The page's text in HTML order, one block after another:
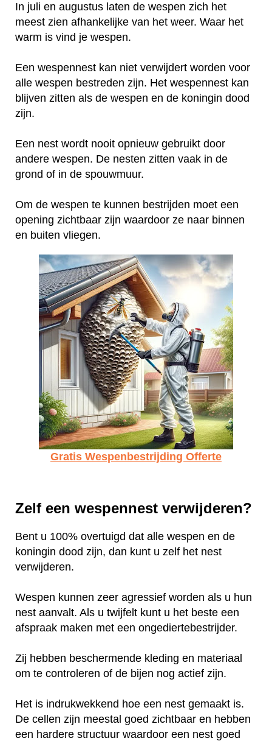
In juli en augustus laten de wespen zich het
meest zien afhankelijke van het weer. Waar het
warm is vind je wespen.
Een wespennest kan niet verwijdert worden voor
alle wespen bestreden zijn. Het wespennest kan
blijven zitten als de wespen en de koningin dood
zijn.
Een nest wordt nooit opnieuw gebruikt door
andere wespen. De nesten zitten vaak in de
grond of in de spouwmuur.
Om de wespen te kunnen bestrijden moet een
opening zichtbaar zijn waardoor ze naar binnen
en buiten vliegen.
Gratis Wespenbestrijding Offerte
Zelf een wespennest verwijderen?
Bent u 100% overtuigd dat alle wespen en de
koningin dood zijn, dan kunt u zelf het nest
verwijderen.
Wespen kunnen zeer agressief worden als u hun
nest aanvalt. Als u twijfelt kunt u het beste een
afspraak maken met een ongediertebestrijder.
Zij hebben beschermende kleding en materiaal
om te controleren of de bijen nog actief zijn.
Het is indrukwekkend hoe een nest gemaakt is.
De cellen zijn meestal goed zichtbaar en hebben
een hardere structuur waardoor een nest goed